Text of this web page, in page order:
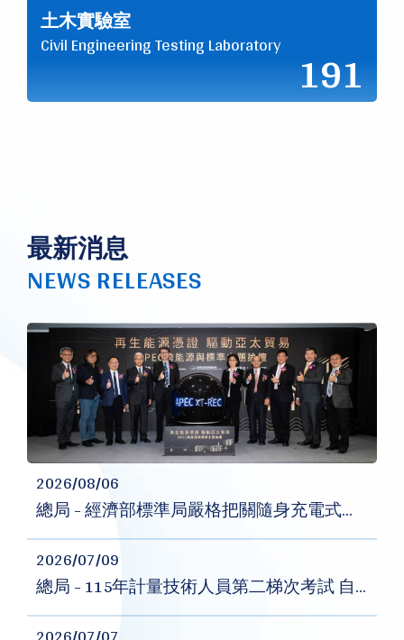
土木實驗室
Civil Engineering Testing Laboratory 191
最新消息
NEWS RELEASES
2026/08/06
總局 - 經濟部標準局嚴格把關隨身充電式電器商品安全
2026/07/09
總局 - 115年計量技術人員第二梯次考試 自7月13日起開放報名